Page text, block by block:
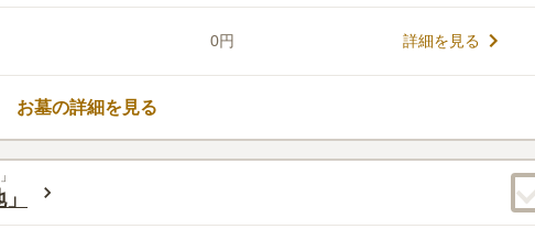
行します。海老名・相模原・町田・青葉台・横浜の5駅から利用
できるので、便利です。神奈川県内でも最大級の大規模霊園
となっており、著名人も多く眠る歴史と文化を感じられます。
また、ペット永代供養墓が建立されているので、ペットも埋葬
口コミ評価
3.5
く使用されているようです。写真が飾ってあります。
口コミの続きを読む
0円 詳細を見る
お墓の詳細を見る